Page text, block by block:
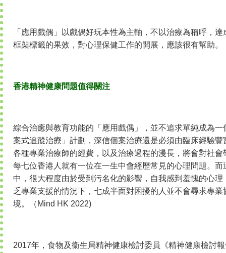
「應用戲偶」以戲偶好玩本性為主軸，不以治療為稱呼，
框架標籤的果效，對心理保健工作的開展，應該很有幫助。
香港精神健康問題值得關注
綜合治癒與教育功能的「應用戲偶」，並不追求單純成為
案式追蹤治療」計劃，深信個案治療還是必須由臨床經驗
各種專業治療師的經費，以及治療過程的漫長，將會對社
每七位香港人就有一位在一生中會經歷常見的心理問題。
中，很大程度由於受到污名化的影響，自我感到羞愧的心
乏專業支援的情況下，七成半面對困擾的人並不會尋求專
境。（Mind HK 2022)
2017年，食物及衞生局精神健康檢討委員《精神健康檢討